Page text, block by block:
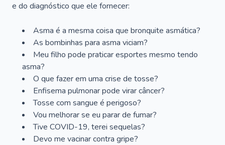
e do diagnóstico que ele fornecer:
Asma é a mesma coisa que bronquite asmática?
As bombinhas para asma viciam?
Meu filho pode praticar esportes mesmo tendo
asma?
O que fazer em uma crise de tosse?
Enfisema pulmonar pode virar câncer?
Tosse com sangue é perigoso?
Vou melhorar se eu parar de fumar?
Tive COVID-19, terei sequelas?
Devo me vacinar contra gripe?